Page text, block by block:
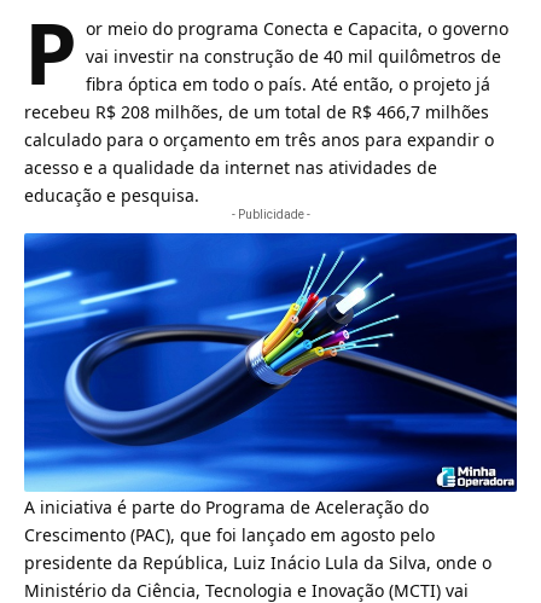
P or meio do programa Conecta e Capacita, o governo
vai investir na construção de 40 mil quilômetros de
fibra óptica em todo o país. Até então, o projeto já
recebeu R$ 208 milhões, de um total de R$ 466,7 milhões
calculado para o orçamento em três anos para expandir o
acesso e a qualidade da internet nas atividades de
educação e pesquisa.
- Publicidade -
A iniciativa é parte do Programa de Aceleração do
Crescimento (PAC), que foi lançado em agosto pelo
presidente da República, Luiz Inácio Lula da Silva, onde o
Ministério da Ciência, Tecnologia e Inovação (MCTI) vai